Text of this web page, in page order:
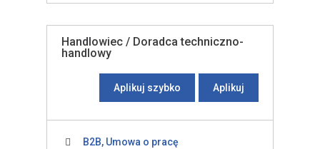
Handlowiec / Doradca techniczno-
handlowy
Aplikuj szybko Aplikuj
B2B, Umowa o pracę